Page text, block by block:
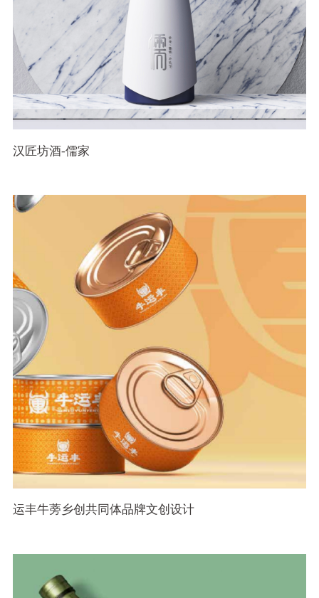
汉匠坊酒-儒家
运丰牛蒡乡创共同体品牌文创设计